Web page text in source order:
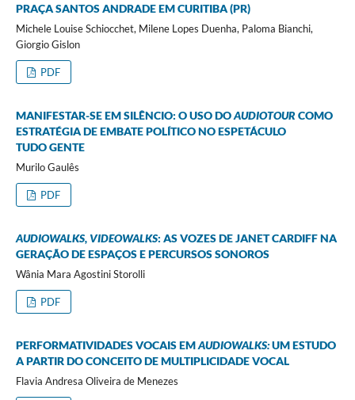
PRAÇA SANTOS ANDRADE EM CURITIBA (PR)
Michele Louise Schiocchet, Milene Lopes Duenha, Paloma Bianchi,
Giorgio Gislon
PDF
MANIFESTAR-SE EM SILÊNCIO: O USO DOAUDIOTOUR COMO
ESTRATÉGIA DE EMBATE POLÍTICO NO ESPETÁCULO
TUDO GENTE
Murilo Gaulês
PDF
AUDIOWALKS, VIDEOWALKS: AS VOZES DE JANET CARDIFF NA
GERAÇÃO DE ESPAÇOS E PERCURSOS SONOROS
Wânia Mara Agostini Storolli
PDF
PERFORMATIVIDADES VOCAIS EMAUDIOWALKS:UM ESTUDO
A PARTIR DO CONCEITO DE MULTIPLICIDADE VOCAL
Flavia Andresa Oliveira de Menezes